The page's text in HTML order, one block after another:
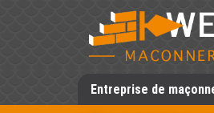
Entreprise de